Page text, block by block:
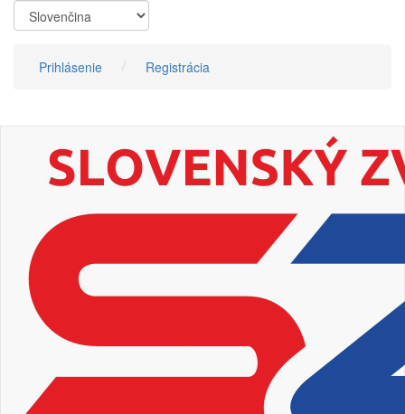
Skočiť
na
Prihlásenie Registrácia